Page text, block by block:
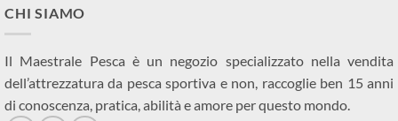
CHI SIAMO
Il Maestrale Pesca è un negozio specializzato nella vendita
dell’attrezzatura da pesca sportiva e non, raccoglie ben 15 anni
di conoscenza, pratica, abilità e amore per questo mondo.